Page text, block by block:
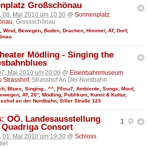
Großschönau
08. Mai 2010 um 10:30 @ Sonnenplatz
, Grossschönau
, Wind, Bewegen, Boden, Drachen, Himmel , AT, Dorf,
Mödling - Singing the
Mai 2010 um 20:00 @ Eisenbahnmuseum
Strasshof, Strasshof An Der Nordbahn
Blues Singing...^^ Ƒℓσω7 Ambiente Songs Mord
AT, 20° Mödling Publikum Kunst & Kultur,
an der Nordbahn Siller Straße 123
1
OÖ. Landesausstellung
Quadriga Consort
01. Mai 2010 um 19:30 @ Schloss